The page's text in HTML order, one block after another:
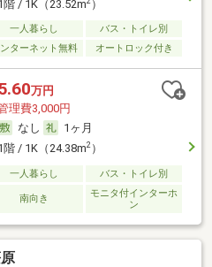
階 / 1K（23.52m ）
一人暮らし
バス・トイレ別
ターネット無料 オートロック付き
万円
理費3,000円
なし
1ヶ月
階 / 1K（24.38m2）
一人暮らし バス・トイレ別
南向き
モニタ付インターホ
ン